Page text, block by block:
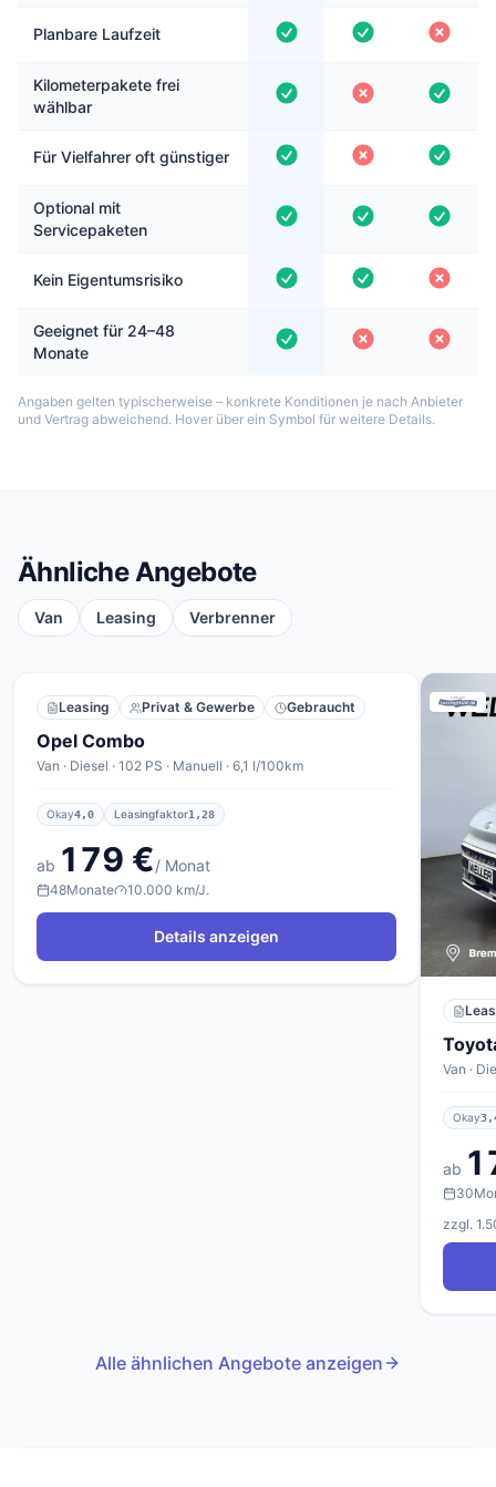
Planbare Laufzeit
Kilometerpakete frei
wählbar
Für Vielfahrer oft günstiger
Optional mit
Servicepaketen
Kein Eigentumsrisiko
Geeignet für 24–48
Monate
Angaben gelten typischerweise – konkrete Konditionen je nach Anbieter
und Vertrag abweichend. Hover über ein Symbol für weitere Details.
Ähnliche Angebote
Van Leasing Verbrenner
Leasing Privat & Gewerbe Gebraucht
Opel Combo
Van · Diesel · 102 PS · Manuell · 6,1 l/100km
Okay4,0 Leasingfaktor1,28
ab 179 €/ Monat
48Monate 10.000 km/J.
Details anzeigen
Van ·
Okay
ab
30
zzgl.
Alle ähnlichen Angebote anzeigen